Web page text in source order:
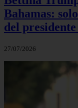
Bahamas:
del
27/07/2026